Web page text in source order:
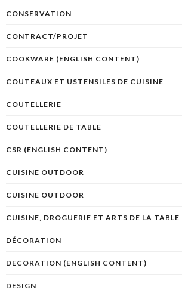
CONSERVATION
CONTRACT/PROJET
COOKWARE (ENGLISH CONTENT)
COUTEAUX ET USTENSILES DE CUISINE
COUTELLERIE
COUTELLERIE DE TABLE
CSR (ENGLISH CONTENT)
CUISINE OUTDOOR
CUISINE OUTDOOR
CUISINE, DROGUERIE ET ARTS DE LA TABLE
DÉCORATION
DECORATION (ENGLISH CONTENT)
DESIGN